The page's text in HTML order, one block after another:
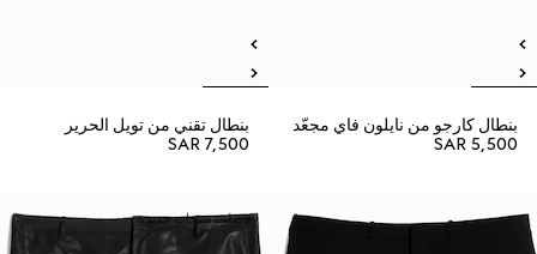
بنطال كارجو من نايلون فاي مجعّد
SAR 5,500
بنطال تقني من تويل الحرير
SAR 7,500
وصلت منتجات جديدة